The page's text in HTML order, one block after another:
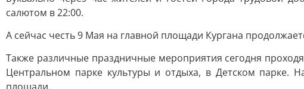
салютом в 22:00.
А сейчас честь 9 Мая на главной площади Кургана
Также различные праздничные мероприятия сегодня
Центральном парке культуры и отдыха, в Детском парке.